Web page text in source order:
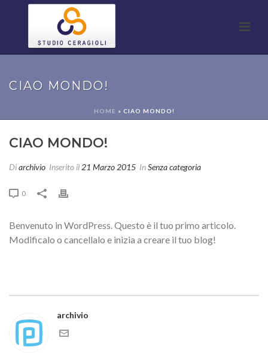
CIAO MONDO!
HOME » CIAO MONDO!
CIAO MONDO!
Diarchivio Inserito il 21 Marzo 2015 InSenza categoria
0
Benvenuto in WordPress. Questo è il tuo primo articolo.
Modificalo o cancellalo e inizia a creare il tuo blog!
archivio